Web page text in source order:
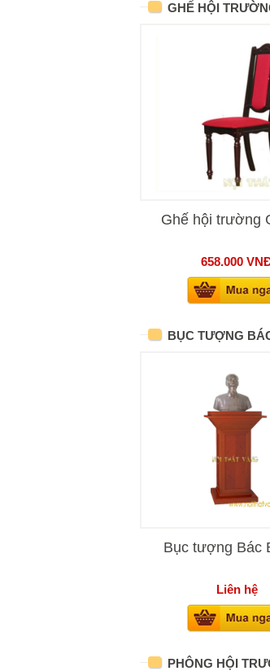
GHẾ HỘI
Ghế hội trường
658.000
BỤC TƯỢNG
Bục tượng Bác
Liên hệ
PHÔNG HỘI